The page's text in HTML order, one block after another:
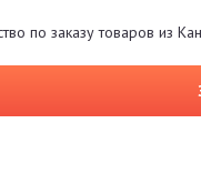
по заказу товаров из